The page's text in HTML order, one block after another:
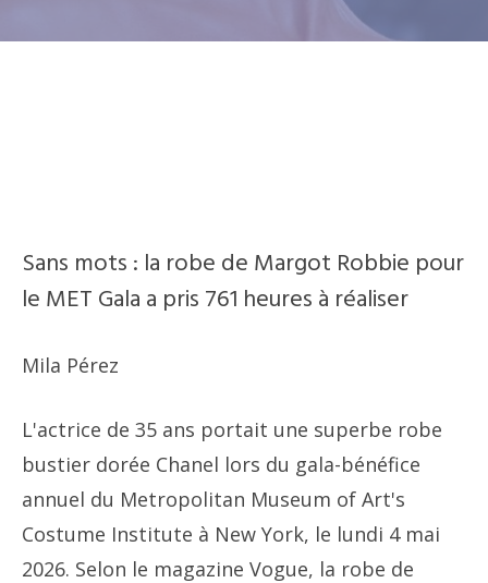
Sans mots : la robe de Margot Robbie pour
le MET Gala a pris 761 heures à réaliser
Mila Pérez
L'actrice de 35 ans portait une superbe robe
bustier dorée Chanel lors du gala-bénéfice
annuel du Metropolitan Museum of Art's
Costume Institute à New York, le lundi 4 mai
2026. Selon le magazine Vogue, la robe de